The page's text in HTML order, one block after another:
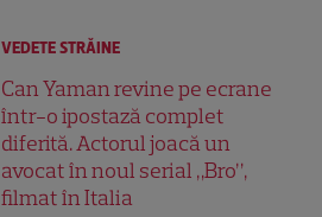
VEDETE STRĂINE
Can Yaman revine pe ecrane
într-o ipostază complet
diferită. Actorul joacă un
avocat în noul serial „Bro”,
filmat în Italia